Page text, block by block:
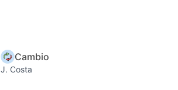
Cambio
J. Costa